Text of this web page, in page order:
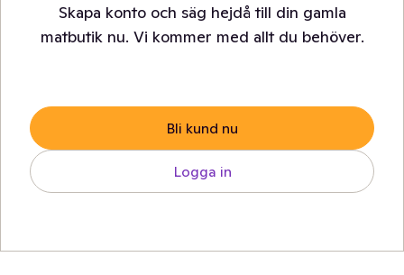
Skapa konto och säg hejdå till din gamla
matbutik nu. Vi kommer med allt du behöver.
Bli kund nu
Logga in